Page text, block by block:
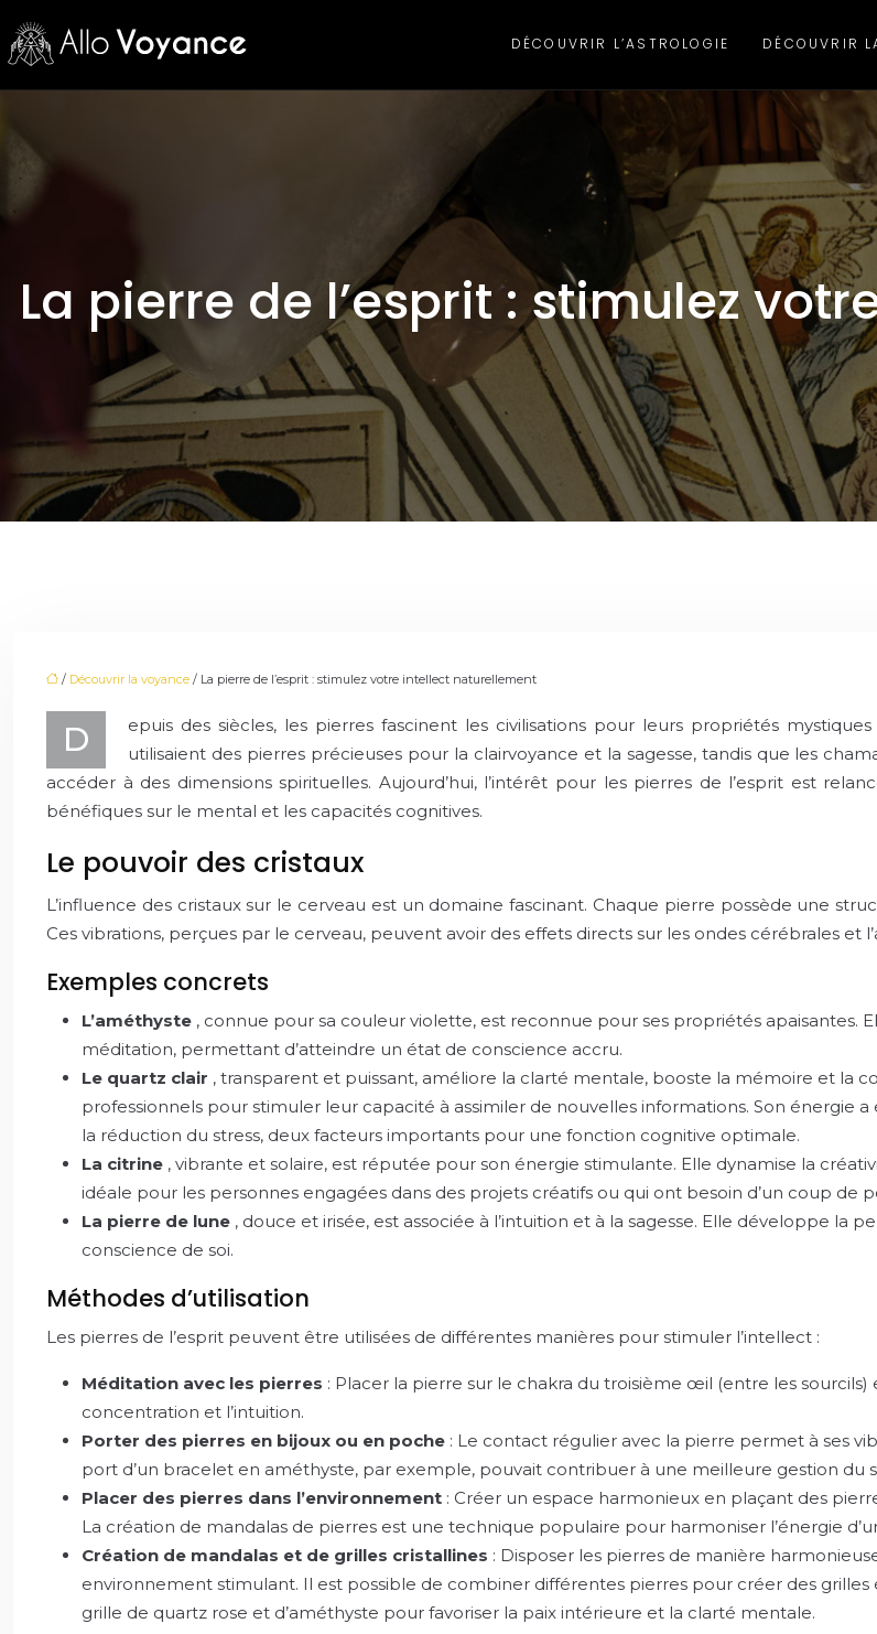
DÉCOUVRIR L’ASTROLOGIE DÉCOUVRIR
La pierre de l’esprit : stimulez
/ Découvrir la voyance / La pierre de l’esprit : stimulez votre intellect naturellement
D
epuis des siècles, les pierres fascinent les civilisations pour leurs propriétés
utilisaient des pierres précieuses pour la clairvoyance et la sagesse, tandis que les
accéder à des dimensions spirituelles. Aujourd’hui, l’intérêt pour les pierres de l’esprit est
bénéfiques sur le mental et les capacités cognitives.
Le pouvoir des cristaux
L’influence des cristaux sur le cerveau est un domaine fascinant. Chaque pierre possède une
Ces vibrations, perçues par le cerveau, peuvent avoir des effets directs sur les ondes cérébrales et
Exemples concrets
L’améthyste , connue pour sa couleur violette, est reconnue pour ses propriétés apaisantes.
méditation, permettant d’atteindre un état de conscience accru.
Le quartz clair , transparent et puissant, améliore la clarté mentale, booste la mémoire et la
professionnels pour stimuler leur capacité à assimiler de nouvelles informations. Son
la réduction du stress, deux facteurs importants pour une fonction cognitive optimale.
La citrine , vibrante et solaire, est réputée pour son énergie stimulante. Elle dynamise la
idéale pour les personnes engagées dans des projets créatifs ou qui ont besoin d’un coup de
La pierre de lune , douce et irisée, est associée à l’intuition et à la sagesse. Elle développe la
conscience de soi.
Méthodes d’utilisation
Les pierres de l’esprit peuvent être utilisées de différentes manières pour stimuler l’intellect :
Méditation avec les pierres : Placer la pierre sur le chakra du troisième œil (entre les sourcils)
concentration et l’intuition.
Porter des pierres en bijoux ou en poche : Le contact régulier avec la pierre permet à ses
port d’un bracelet en améthyste, par exemple, pouvait contribuer à une meilleure gestion du
Placer des pierres dans l’environnement : Créer un espace harmonieux en plaçant des
La création de mandalas de pierres est une technique populaire pour harmoniser l’énergie
Création de mandalas et de grilles cristallines : Disposer les pierres de manière
environnement stimulant. Il est possible de combiner différentes pierres pour créer des
grille de quartz rose et d’améthyste pour favoriser la paix intérieure et la clarté mentale.